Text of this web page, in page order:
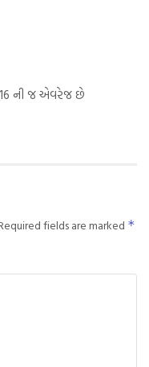
ની જ એવરેજ છે
fields are marked *